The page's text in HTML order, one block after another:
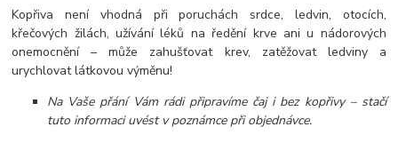
Kopřiva není vhodná při poruchách srdce, ledvin, otocích,
křečových žilách, užívání léků na ředění krve ani u nádorových
onemocnění – může zahušťovat krev, zatěžovat ledviny a
urychlovat látkovou výměnu!
Na Vaše přání Vám rádi připravíme čaj i bez kopřivy – stačí
tuto informaci uvést v poznámce při objednávce.